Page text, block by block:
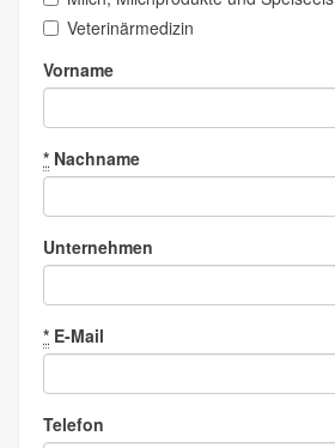
Veterinärmedizin
Vorname
* Nachname
Unternehmen
* E-Mail
Telefon